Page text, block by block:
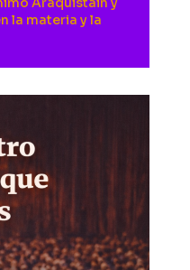
la materia y la